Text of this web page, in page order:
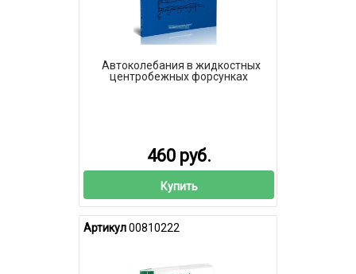
Автоколебания в жидкостных
центробежных форсунках
460 руб.
Купить
Артикул00810222